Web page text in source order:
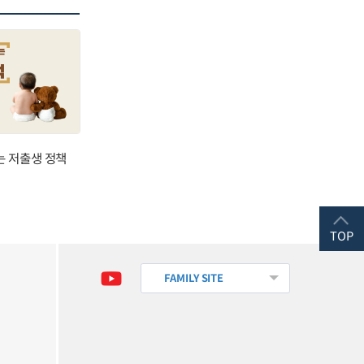
저출생 정책
FAMILY SITE
TOP